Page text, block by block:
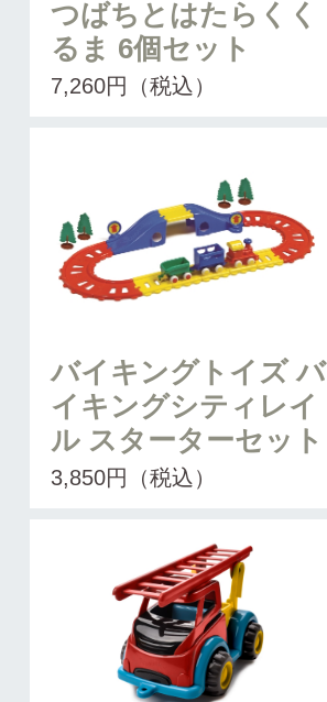
つばちとはたらくく
るま 6個セット
7,260円（税込）
バイキングトイズ バ
イキングシティレイ
ル スターターセット
3,850円（税込）